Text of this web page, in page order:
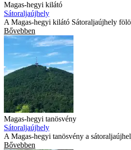
Magas-hegyi kilátó
Sátoraljaújhely
A Magas-hegyi kilátó Sátoraljaújhely
Bővebben
Magas-hegyi tanösvény
Sátoraljaújhely
A Magas-hegyi tanösvény a
Bővebben